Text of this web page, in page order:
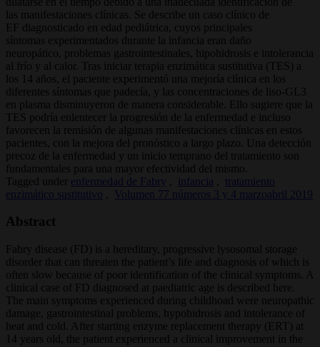
las manifestaciones clínicas. Se describe un caso clínico de
EF diagnosticado en edad pediátrica, cuyos principales
síntomas experimentados durante la infancia eran daño
neuropático, problemas gastrointestinales, hipohidrosis e intolerancia
al frío y al calor. Tras iniciar terapia enzimática sustitutiva (TES) a
los 14 años, el paciente experimentó una mejoría clínica en los
diferentes síntomas que padecía, y las concentraciones de liso-GL3
en plasma disminuyeron de manera considerable. Ello sugiere que la
TES podría enlentecer la progresión de la enfermedad e incluso
favorecen la remisión de algunas manifestaciones clínicas en estos
pacientes, con la mejora del pronóstico a largo plazo. Una detección
precoz de la enfermedad y un inicio temprano del tratamiento son
fundamentales para una mayor efectividad del mismo.
Tagged under
enfermedad de Fabry infancia
tratamiento
enzimático sustitutivo
Volumen 77 números 3 y 4 marzoabril 2019
Abstract
Fabry disease (FD) is a hereditary, progressive lysosomal storage
disorder that can threaten the patient’s life and diagnosis of which is
often slow because of poor identification of the clinical symptoms. A
clinical case of FD diagnosed at paediatric age is described here.
The main symptoms experienced during childhoad were neuropathic
damage, gastrointestinal problems, hypohidrosis and intolerance of
heat and cold. After starting enzyme replacement therapy (ERT) at
14 years old, the patient experienced a clinical improvement in the